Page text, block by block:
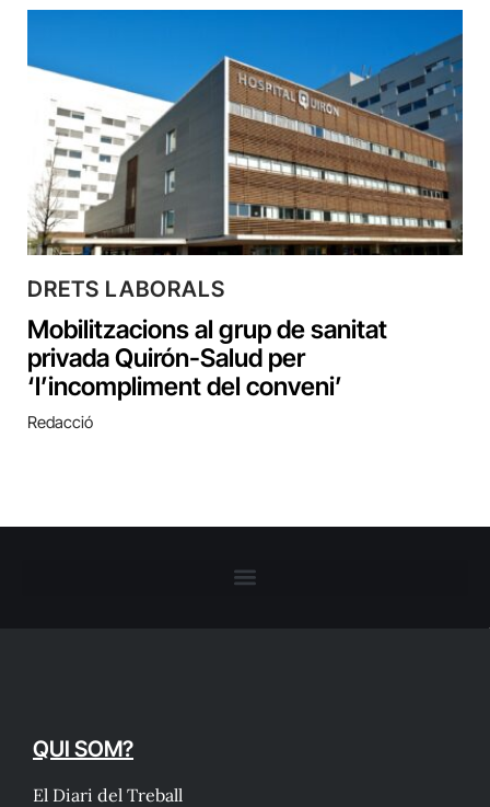
DRETS LABORALS
Mobilitzacions al grup de sanitat
privada Quirón-Salud per
‘l’incompliment del conveni’
Redacció
QUI SOM?
El Diari del Treball